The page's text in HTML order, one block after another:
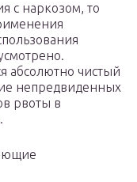
с наркозом, то
абсолютно чистый
непредвиденных
рвоты в